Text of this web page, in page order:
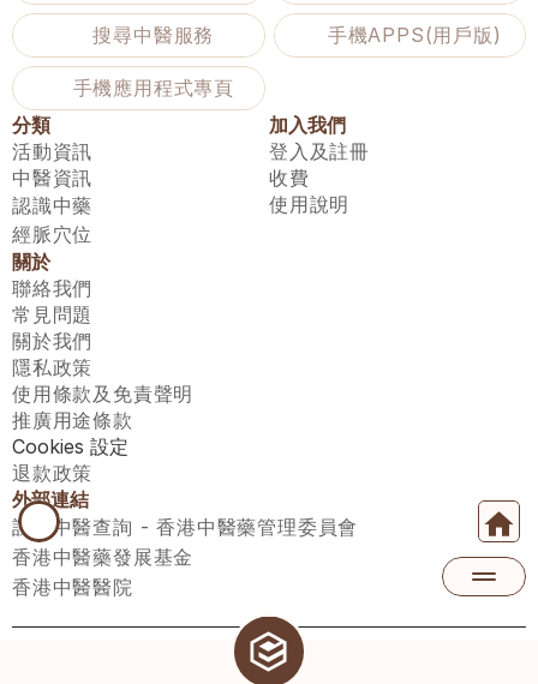
搜尋中醫服務 手機APPS(用戶版)
手機應用程式專頁
分類
活動資訊
中醫資訊
認識中藥
經脈穴位
加入我們
登入及註冊
收費
使用說明
關於
聯絡我們
常見問題
關於我們
隱私政策
使用條款及免責聲明
推廣用途條款
Cookies 設定
退款政策
外部連結
註冊中醫查詢 - 香港中醫藥管理委員會
香港中醫藥發展基金
香港中醫醫院
醫師匯有限公司 ECWAY LIMITED Copyright 2026© All rights